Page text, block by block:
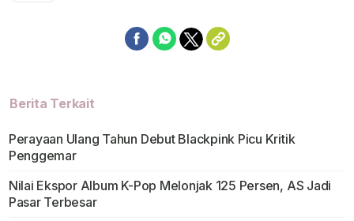
Berita Terkait
Perayaan Ulang Tahun Debut Blackpink Picu Kritik
Penggemar
Nilai Ekspor Album K-Pop Melonjak 125 Persen, AS Jadi
Pasar Terbesar